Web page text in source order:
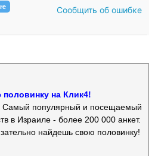
Сообщить об ошибке
на Клик4!
Самый популярный и посещаемый
в Израиле - более 200 000 анкет.
найдешь свою половинку!